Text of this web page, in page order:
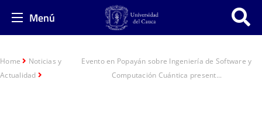
Menú
Home
Noticias y
Actualidad
Evento en Popayán sobre Ingeniería de Software y
Computación Cuántica present...